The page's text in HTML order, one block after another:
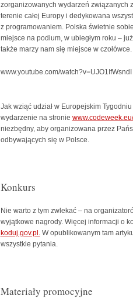
zorganizowanych wydarzeń związanych
terenie całej Europy i dedykowana
z programowaniem. Polska świetnie
miejsce na podium, w ubiegłym roku –
także marzy nam się miejsce w czołówce.
www.youtube.com/watch?v=UJO1IfWsndI
Jak wziąć udział w Europejskim
wydarzenie na stronie
niezbędny, aby organizowana przez
odbywających się w Polsce.
Konkurs
Nie warto z tym zwlekać – na
wyjątkowe nagrody. Więcej informacji o
koduj.gov.pl.W opublikowanym tam
wszystkie pytania.
Materiały promocyjne